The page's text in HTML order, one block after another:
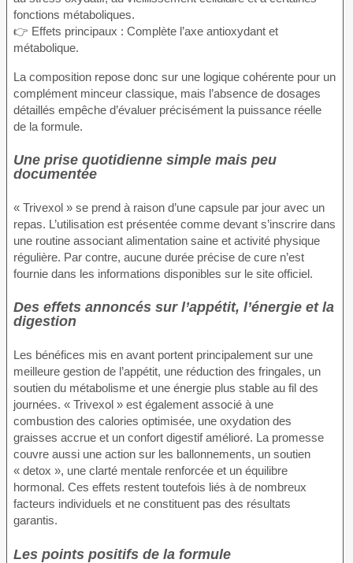
fonctions métaboliques.
👉 Effets principaux : Complète l’axe antioxydant et
métabolique.
La composition repose donc sur une logique cohérente pour un
complément minceur classique, mais l’absence de dosages
détaillés empêche d’évaluer précisément la puissance réelle
de la formule.
Une prise quotidienne simple mais peu
documentée
« Trivexol » se prend à raison d’une capsule par jour avec un
repas. L’utilisation est présentée comme devant s’inscrire dans
une routine associant alimentation saine et activité physique
régulière. Par contre, aucune durée précise de cure n’est
fournie dans les informations disponibles sur le site officiel.
Des effets annoncés sur l’appétit, l’énergie et la
digestion
Les bénéfices mis en avant portent principalement sur une
meilleure gestion de l’appétit, une réduction des fringales, un
soutien du métabolisme et une énergie plus stable au fil des
journées. « Trivexol » est également associé à une
combustion des calories optimisée, une oxydation des
graisses accrue et un confort digestif amélioré. La promesse
couvre aussi une action sur les ballonnements, un soutien
« detox », une clarté mentale renforcée et un équilibre
hormonal. Ces effets restent toutefois liés à de nombreux
facteurs individuels et ne constituent pas des résultats
garantis.
Les points positifs de la formule